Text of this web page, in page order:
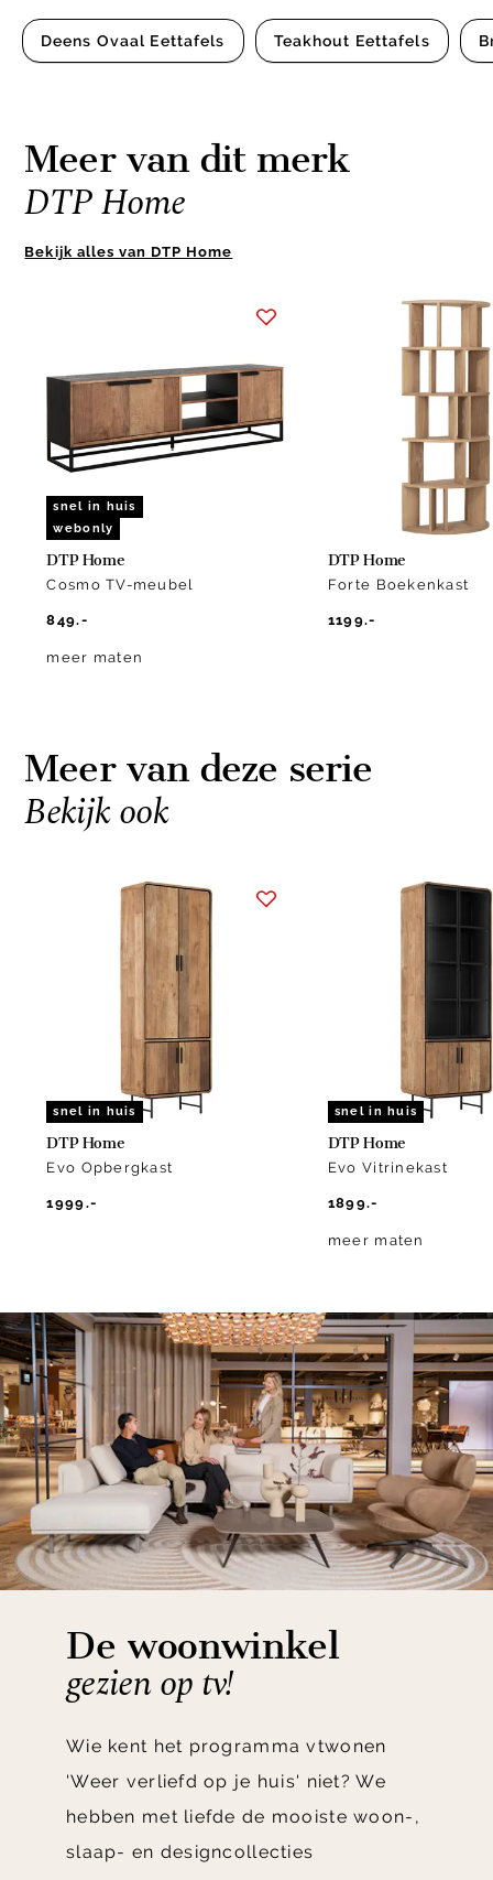
Deens Ovaal Eettafels Teakhout Eettafels
Meer van dit merk
DTP Home
Bekijk alles van DTP Home
snel in huis
webonly
DTP Home
Cosmo TV-meubel
849.-
meer maten
DTP Home
Forte Boekenkast
1199.-
Meer van deze serie
Bekijk ook
snel in huis
DTP Home
Evo Opbergkast
1999.-
snel in huis
DTP Home
Evo Vitrinekast
1899.-
meer maten
De woonwinkel
gezien op tv!
Wie kent het programma vtwonen
'Weer verliefd op je huis' niet? We
hebben met liefde de mooiste woon-,
slaap- en designcollecties